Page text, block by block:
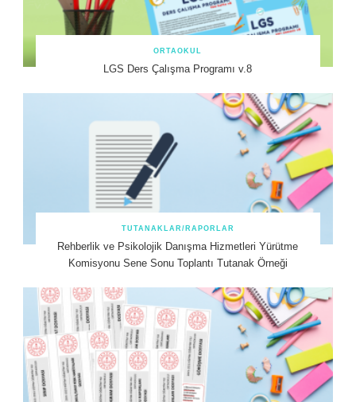
ORTAOKUL
LGS Ders Çalışma Programı v.8
TUTANAKLAR/RAPORLAR
Rehberlik ve Psikolojik Danışma Hizmetleri Yürütme
Komisyonu Sene Sonu Toplantı Tutanak Örneği